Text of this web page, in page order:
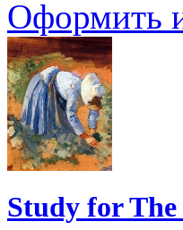
Оформить и
Study for